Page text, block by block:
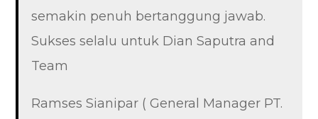
semakin penuh bertanggung jawab.
Sukses selalu untuk Dian Saputra and
Team
Ramses Sianipar ( General Manager PT.